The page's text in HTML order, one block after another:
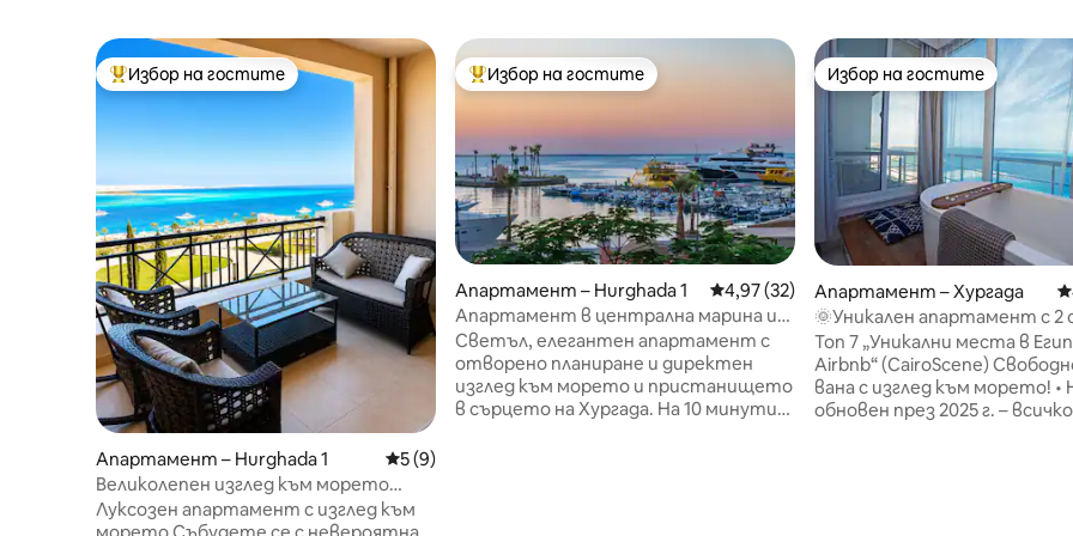
Най-популярен избор на гостите
Избор на гостите
Апартамент – Hurghada 1 Средна оценка: 5 от 5, 9 отзива
5 (9)
Великолепен изглед към морето
Chez Jenny/БЕЗПЛАТЕН плаж
Луксозен апартамент с изглед към
Най-популярен избор на гостите
Избор на гостите
Апартамент – Hurghada 1 Средна оценка: 4,97 от 5, 32 отзива
4,97 (32)
Апартамент в централна марина и
балкон с изглед към морето
Светъл, елегантен апартамент с
отворено планиране и директен
изглед към морето и пристанището
в сърцето на Хургада. На 10 минути
Избор на гостите
Избор на гостите
Апартамент – Хургада
🌞Уникален апартамент с 2
изглед към ❤️ морето в
Топ 7 „Уникални места в
Airbnb“ (CairoScene)
вана с изглед към морето! • Напълно
обновен през 2025 г. –